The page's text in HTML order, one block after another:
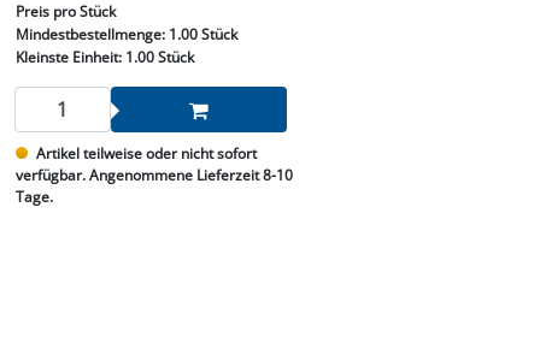
Preis pro Stück
Mindestbestellmenge: 1.00 Stück
Kleinste Einheit:1.00 Stück
Artikel teilweise oder nicht sofort
verfügbar. Angenommene Lieferzeit 8-10
Tage.